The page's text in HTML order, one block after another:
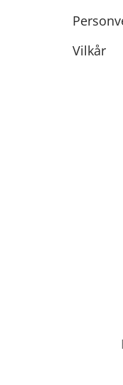
Vilkår